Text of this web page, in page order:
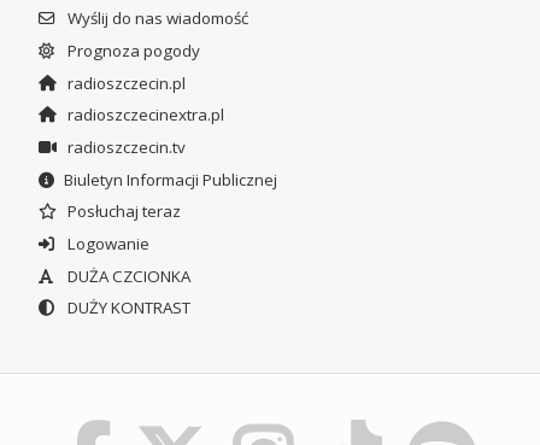
Wyślij do nas wiadomość
Prognoza pogody
radioszczecin.pl
radioszczecinextra.pl
radioszczecin.tv
Biuletyn Informacji Publicznej
Posłuchaj teraz
Logowanie
DUŻA CZCIONKA
DUŻY KONTRAST